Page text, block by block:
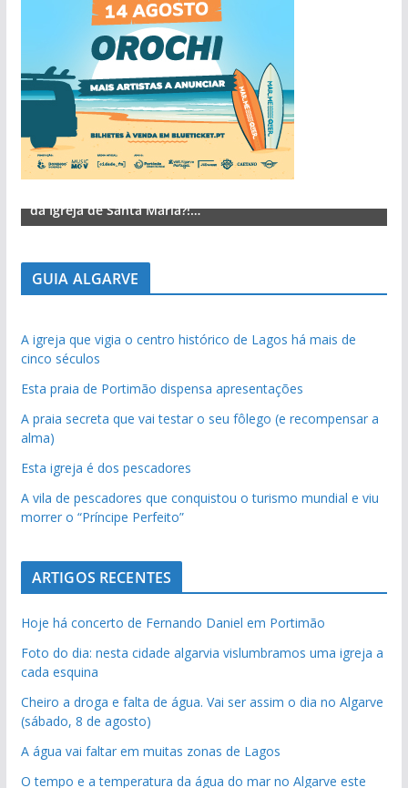
da Igreja de Santa Maria?!…
GUIA ALGARVE
A igreja que vigia o centro histórico de Lagos há mais de
cinco séculos
Esta praia de Portimão dispensa apresentações
A praia secreta que vai testar o seu fôlego (e recompensar a
alma)
Esta igreja é dos pescadores
A vila de pescadores que conquistou o turismo mundial e viu
morrer o “Príncipe Perfeito”
ARTIGOS RECENTES
Hoje há concerto de Fernando Daniel em Portimão
Foto do dia: nesta cidade algarvia vislumbramos uma igreja a
cada esquina
Cheiro a droga e falta de água. Vai ser assim o dia no Algarve
(sábado, 8 de agosto)
A água vai faltar em muitas zonas de Lagos
O tempo e a temperatura da água do mar no Algarve este